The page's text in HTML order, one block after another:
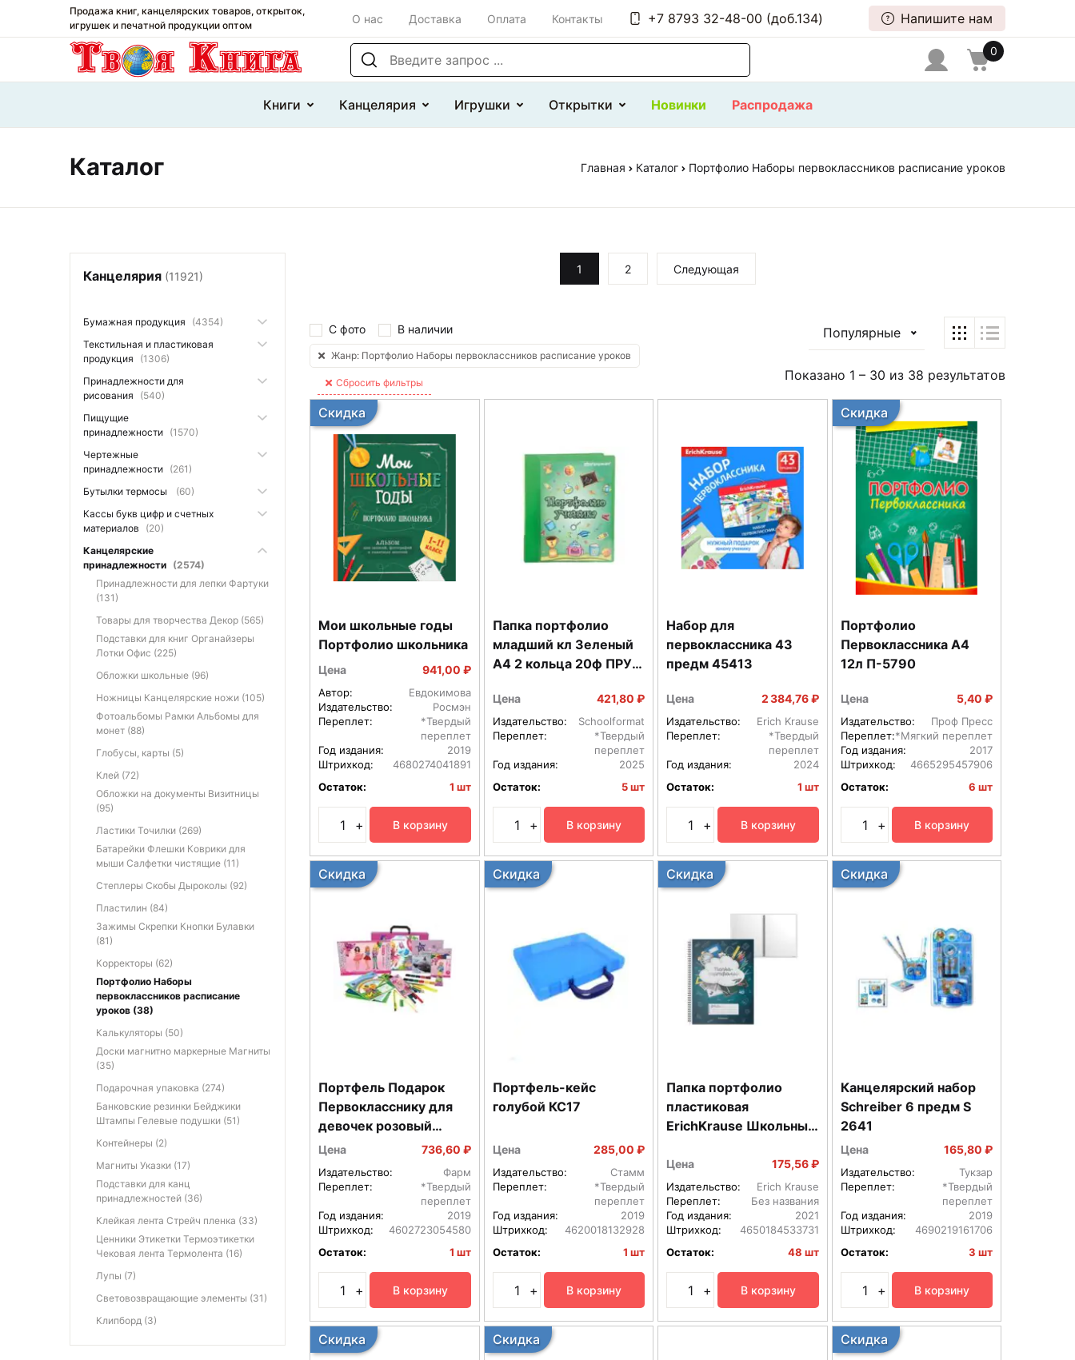
Продажа книг, канцелярских товаров, открыток,
игрушек и печатной продукции оптом
О нас Доставка Оплата Контакты +7 8793 32-48-00 (доб.134) Напишите нам
Поиск по сайту 0
Книги Канцелярия Игрушки Открытки Новинки Распродажа
Каталог Главная Каталог Портфолио Наборы первоклассников расписание уроков
Канцелярия (11921)
Бумажная продукция
(4354)
Текстильная и пластиковая
продукция
(1306)
Принадлежности для
рисования
(540)
Пищущие
принадлежности (1570)
Чертежные
принадлежности (261)
Бутылки термосы
(60)
Кассы букв цифр и счетных
материалов
(20)
Канцелярские
принадлежности (2574)
Принадлежности для лепки Фартуки
(131)
Товары для творчества Декор (565)
Подставки для книг Органайзеры
Лотки Офис (225)
Обложки школьные (96)
Ножницы Канцелярские ножи (105)
Фотоальбомы Рамки Альбомы для
монет (88)
Глобусы, карты (5)
Клей (72)
Обложки на документы Визитницы
(95)
Ластики Точилки (269)
Батарейки Флешки Коврики для
мыши Салфетки чистящие (11)
Степлеры Скобы Дыроколы (92)
Пластилин (84)
Зажимы Скрепки Кнопки Булавки
(81)
Корректоры (62)
Портфолио Наборы
первоклассников расписание
уроков (38)
Калькуляторы (50)
Доски магнитно маркерные Магниты
(35)
Подарочная упаковка (274)
Банковские резинки Бейджики
Штампы Гелевые подушки (51)
Контейнеры (2)
Магниты Указки (17)
Подставки для канц
принадлежностей (36)
Клейкая лента Стрейч пленка (33)
Ценники Этикетки Термоэтикетки
Чековая лента Термолента (16)
Лупы (7)
Световозвращающие элементы (31)
Клипборд (3)
1 2 Следующая
С фото В наличии
Жанр: Портфолио Наборы первоклассников расписание уроков
Сбросить фильтры
Популярные
Показано 1 – 30 из 38 результатов
Скидка
Мои школьные годы
Портфолио школьника
Цена 941,00 ₽
Автор:
Евдокимова
Издательство:
Росмэн
Переплет:
*Твердый
переплет
Год издания:
2019
Штрихкод:
4680274041891
Остаток:
1 шт
+ В корзину
Папка портфолио
младший кл Зеленый
А4 2 кольца 20ф ПРУ-
Цена 421,80 ₽
Издательство:
Schoolformat
Переплет:
*Твердый
переплет
Год издания:
2025
Остаток:
5 шт
+ В корзину
Набор для
первоклассника 43
предм 45413
Цена 2 384,76 ₽
Издательство:
Erich Krause
Переплет:
*Твердый
переплет
Год издания:
2024
Остаток:
1 шт
+ В корзину
Скидка
Портфолио
Первоклассника А4
12л П-5790
Цена 5,40 ₽
Издательство:
Проф Пресс
Переплет:*Мягкий переплет
Год издания:
2017
Штрихкод:
4665295457906
Остаток:
6 шт
+ В корзину
Скидка
Портфель Подарок
Первокласснику для
девочек розовый
пластик ручка 1отд с
ПП/Н-Р
Цена 736,60 ₽
Издательство:
Фарм
Переплет:
*Твердый
переплет
Год издания:
2019
Штрихкод:
4602723054580
Остаток:
1 шт
+ В корзину
Скидка
Портфель-кейс
голубой КС17
Цена 285,00 ₽
Издательство:
Стамм
Переплет:
*Твердый
переплет
Год издания:
2019
Штрихкод:
4620018132928
Остаток:
1 шт
+ В корзину
Скидка
Папка портфолио
пластиковая
ErichKrause Школьные
A4 в пакете по 4 шт
Цена 175,56 ₽
Издательство:
Erich Krause
Переплет:
Без названия
Год издания:
2021
Штрихкод:
4650184533731
Остаток:
48 шт
+ В корзину
Скидка
Канцелярский набор
Schreiber 6 предм S
2641
Цена 165,80 ₽
Издательство:
Тукзар
Переплет:
*Твердый
переплет
Год издания:
2019
Штрихкод:
4690219161706
Остаток:
3 шт
+ В корзину
Скидка Скидка Скидка